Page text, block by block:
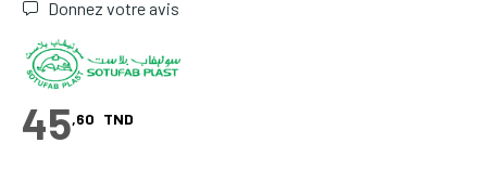
Donnez votre avis
45,60 TND